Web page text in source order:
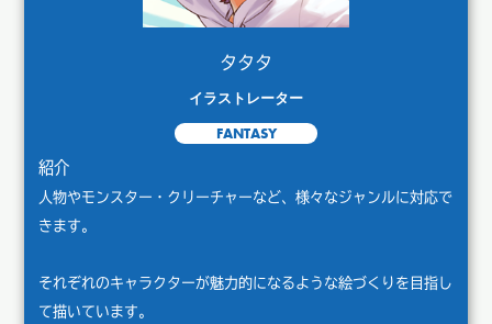
タタタ
イラストレーター
FANTASY
紹介
人物やモンスター・クリーチャーなど、様々なジャンルに対応で
きます。
それぞれのキャラクターが魅力的になるような絵づくりを目指し
て描いています。